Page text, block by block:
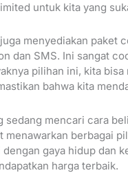
untuk kita yang
menyediakan paket
dan SMS. Ini sangat
pilihan ini, kita
bahwa kita
sedang mencari cara
menawarkan berbagai
gaya hidup dan
harga terbaik.